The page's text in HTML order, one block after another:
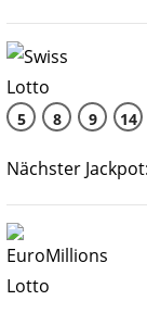
5 8 9 14
Nächster